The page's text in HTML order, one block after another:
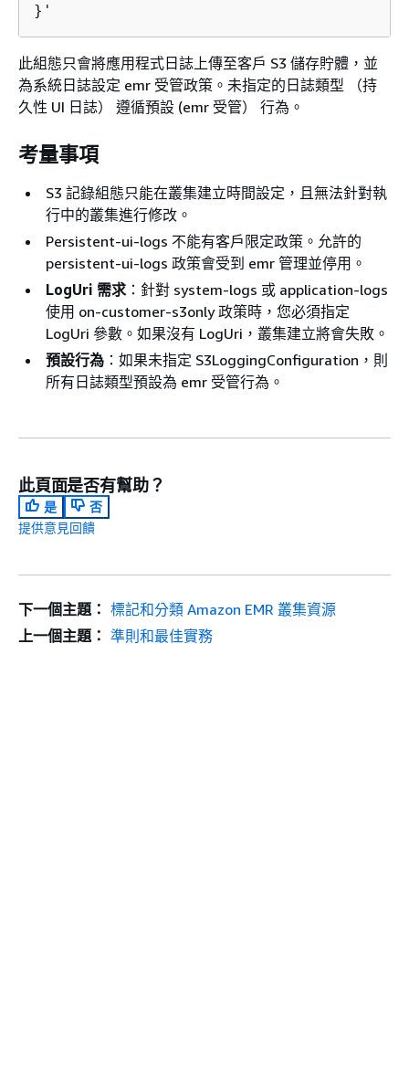
}'
此組態只會將應用程式日誌上傳至客戶 S3 儲存貯體，並
為系統日誌設定 emr 受管政策。未指定的日誌類型 （持
久性 UI 日誌） 遵循預設 (emr 受管） 行為。
考量事項
S3 記錄組態只能在叢集建立時間設定，且無法針對執
行中的叢集進行修改。
Persistent-ui-logs 不能有客戶限定政策。允許的
persistent-ui-logs 政策會受到 emr 管理並停用。
LogUri 需求 ：針對 system-logs 或 application-logs
使用 on-customer-s3only 政策時，您必須指定
LogUri 參數。如果沒有 LogUri，叢集建立將會失敗。
預設行為 ：如果未指定 S3LoggingConfiguration，則
所有日誌類型預設為 emr 受管行為。
此頁面是否有幫助？
是
否
提供意見回饋
下一個主題： 標記和分類 Amazon EMR 叢集資源
上一個主題： 準則和最佳實務